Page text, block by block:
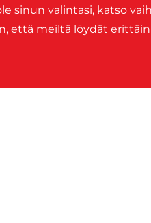
sinun valintasi, katso
että meiltä löydät